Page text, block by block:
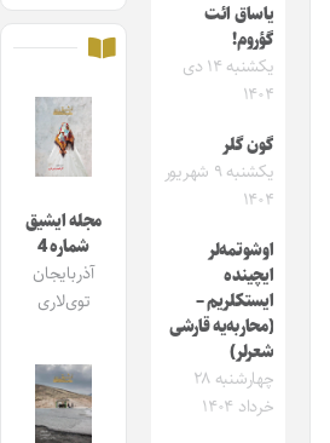
یاساق ائت
گؤروم!
یکشنبه ۱۴ دی
۱۴۰۴
گون گلر
یکشنبه ۹ شهریور
۱۴۰۴
اوشوتمه‌لر
ایچینده
ایستکلریم –
(محاربه‌یه قارشی
شعرلر)
چهارشنبه ۲۸
خرداد ۱۴۰۴
مجله ایشیق
شماره 4
آذربایجان
توی‌لاری